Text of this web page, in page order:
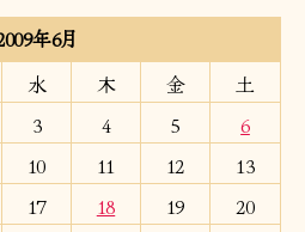
年6月
水 木 金
土
3 4 5
6
10 11 12
13
17 18 19
20